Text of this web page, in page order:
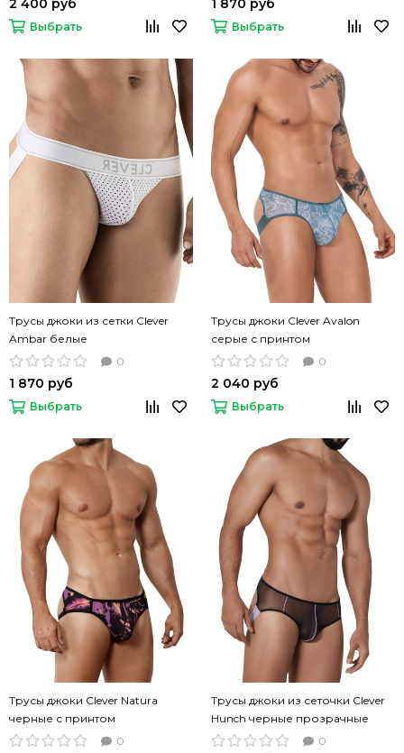
2 400 руб
Выбрать
1 870 руб
Выбрать
Трусы джоки из сетки Clever
Ambar белые
0
1 870 руб
Выбрать
Трусы джоки Clever Avalon
серые с принтом
0
2 040 руб
Выбрать
Трусы джоки Clever Natura
черные с принтом
0
Трусы джоки из сеточки Clever
Hunch черные прозрачные
0